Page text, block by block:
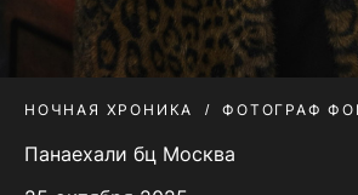
НОЧНАЯ ХРОНИКА ФОТОГРАФ
Панаехали бц Москва